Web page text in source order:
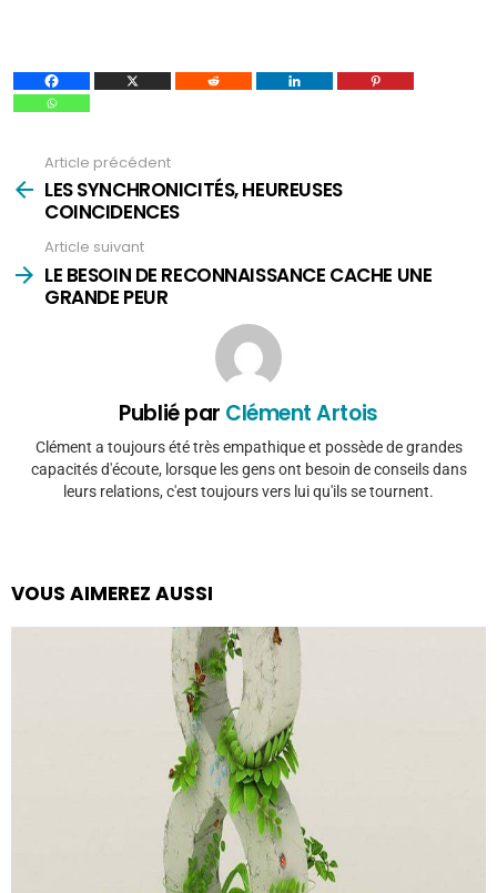
plus
Article précédent
LES SYNCHRONICITÉS, HEUREUSES
COINCIDENCES
Article suivant
LE BESOIN DE RECONNAISSANCE CACHE UNE
GRANDE PEUR
Publié par Clément Artois
Clément a toujours été très empathique et possède de grandes
capacités d'écoute, lorsque les gens ont besoin de conseils dans
leurs relations, c'est toujours vers lui qu'ils se tournent.
VOUS AIMEREZ AUSSI